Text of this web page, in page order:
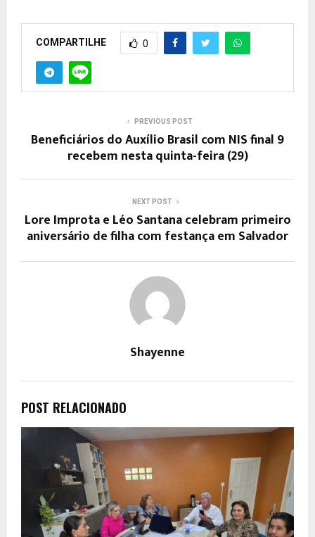
COMPARTILHE 0
PREVIOUS POST
Beneficiários do Auxílio Brasil com NIS final 9
recebem nesta quinta-feira (29)
NEXT POST
Lore Improta e Léo Santana celebram primeiro
aniversário de filha com festança em Salvador
Shayenne
POST RELACIONADO